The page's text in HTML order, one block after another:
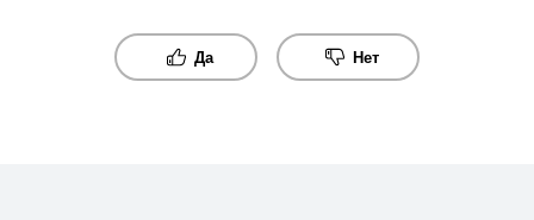
Да Нет